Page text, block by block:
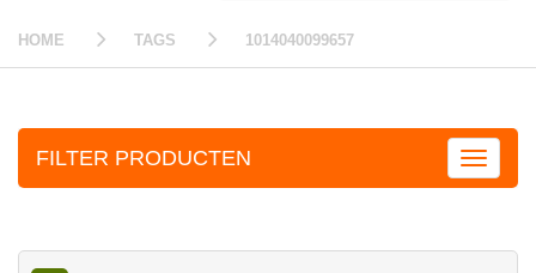
HOME TAGS 1014040099657
FILTER PRODUCTEN